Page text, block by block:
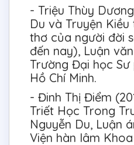
- Triệu Thùy
Du và Truyện
thơ của người đời
đến nay), Luận
Trường Đại học
Hồ Chí Minh.
- Đinh Thị Điểm
Triết Học Trong
Nguyễn Du, Luận
Viện hàn lâm